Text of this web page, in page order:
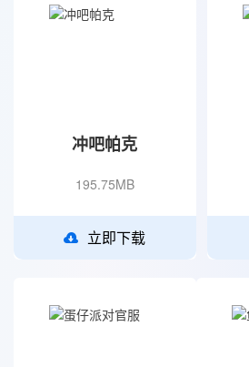
冲吧帕克
195.75MB
立即下载